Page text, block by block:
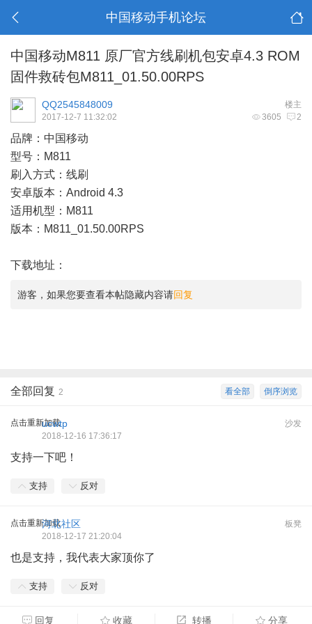
中国移动手机论坛
中国移动M811 原厂官方线刷机包安卓4.3 ROM
固件救砖包M811_01.50.00RPS
楼主
QQ2545848009
3605 2
2017-12-7 11:32:02
品牌：中国移动
型号：M811
刷入方式：线刷
安卓版本：Android 4.3
适用机型：M811
版本：M811_01.50.00RPS
下载地址：
游客，如果您要查看本帖隐藏内容请回复
倒序浏览
看全部
全部回复 2
点击重新加载 沙发
ucwtp
2018-12-16 17:36:17
支持一下吧！
支持 反对
点击重新加载 板凳
河北社区
2018-12-17 21:20:04
也是支持，我代表大家顶你了
支持 反对
回复 收藏 转播 分享